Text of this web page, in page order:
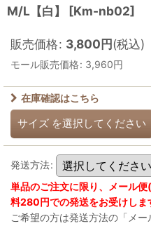
M/L【白】
[Km-nb02]
販売価格: 3,800円(税込)
モール販売価格: 3,960円
在庫確認はこちら
サイズ を選択してください
発送方法:
単品のご注文に限り、メール
料280円での発送をお受けしま
ご希望の方は発送方法の「メー